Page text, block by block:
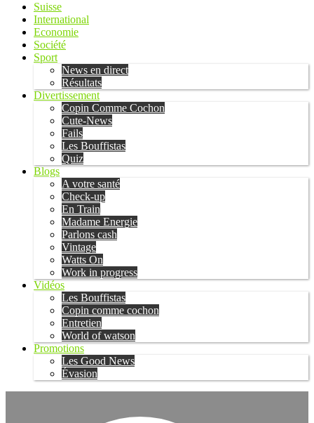
Suisse
International
Economie
Société
Sport
News en direct
Résultats
Divertissement
Copin Comme Cochon
Cute-News
Fails
Les Bouffistas
Quiz
Blogs
A votre santé
Check-up
En Train
Madame Energie
Parlons cash
Vintage
Watts On
Work in progress
Vidéos
Les Bouffistas
Copin comme cochon
Entretien
World of watson
Promotions
Les Good News
Évasion